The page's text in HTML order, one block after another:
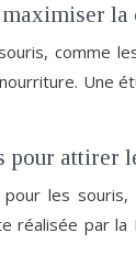
la
comme
Une
pour attirer
les
réalisée par